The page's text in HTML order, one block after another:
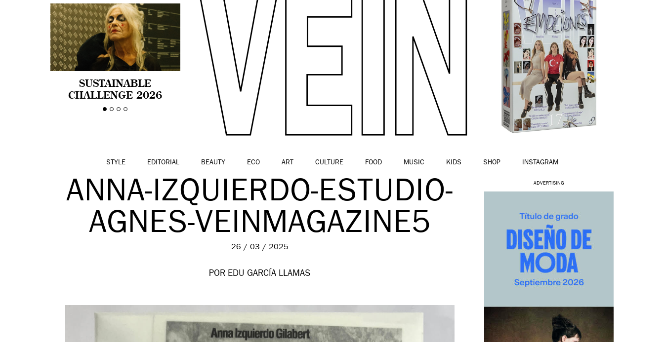
SUSTAINABLE
CHALLENGE 2026
CELEBRA LA
STYLE EDITORIAL BEAUTY ECO ART CULTURE FOOD MUSIC KIDS SHOP INSTAGRAM
ANNA-IZQUIERDO-ESTUDIO-
AGNES-VEINMAGAZINE5
26 / 03 / 2025
POR EDU GARCÍA LLAMAS
ADVERTISING